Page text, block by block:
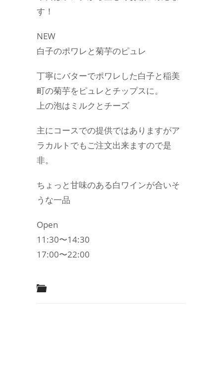
す！
NEW
白子のポワレと菊芋のピュレ
丁寧にバターでポワレした白子と稲美
町の菊芋をピュレとチップスに。
上の泡はミルクとチーズ
主にコースでの提供ではありますがア
ラカルトでもご注文出来ますので是
非。
ちょっと甘味のある白ワインが合いそ
うな一品
Open
11:30〜14:30
17:00〜22:00